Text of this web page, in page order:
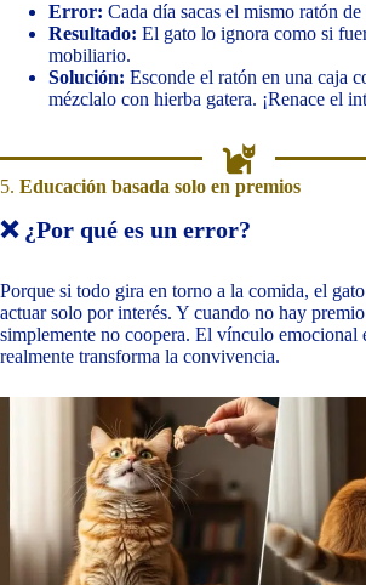
Error: Cada día sacas el mismo ratón de
Resultado: El gato lo ignora como si
mobiliario.
Solución: Esconde el ratón en una caja
mézclalo con hierba gatera. ¡Renace el
5. Educación basada solo en premios
❌ ¿Por qué es un error?
Porque si todo gira en torno a la comida, el
actuar solo por interés. Y cuando no hay
simplemente no coopera. El vínculo emocional
realmente transforma la convivencia.